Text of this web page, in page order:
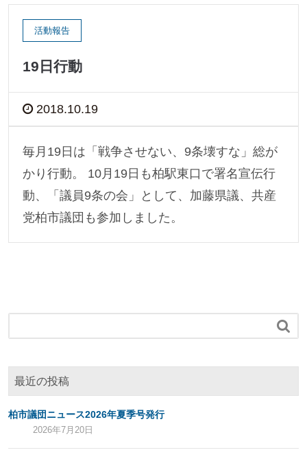
活動報告
19日行動
2018.10.19
毎月19日は「戦争させない、9条壊すな」総が
かり行動。 10月19日も柏駅東口で署名宣伝行
動、「議員9条の会」として、加藤県議、共産
党柏市議団も参加しました。

最近の投稿
柏市議団ニュース2026年夏季号発行
2026年7月20日